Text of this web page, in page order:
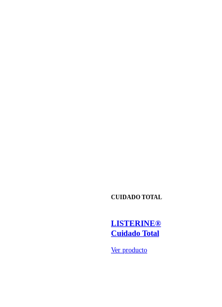
CUIDADO TOTAL
LISTERINE®
Cuidado Total
Ver producto